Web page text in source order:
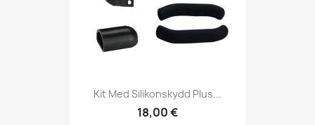
Kit Med Silikonskydd Plus...
18,00 €